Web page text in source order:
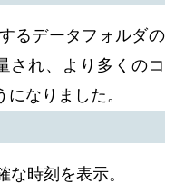
るデータフォルダの
され、より多くのコ
なりました。
な時刻を表示。